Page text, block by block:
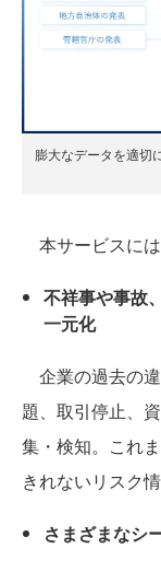
膨大なデータを適切
本サービスには
不祥事や事故
一元化
企業の過去の
題、取引停止、
集・検知。これ
きれないリスク
さまざまなシ